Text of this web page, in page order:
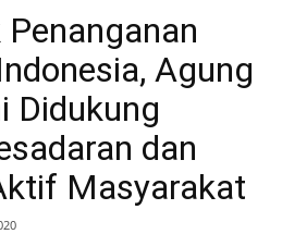
Penanganan
Agung
Didukung
dan
Masyarakat